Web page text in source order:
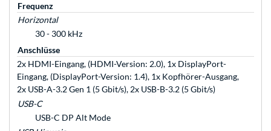
Frequenz
Horizontal
30 - 300 kHz
Anschlüsse
2x HDMI-Eingang, (HDMI-Version: 2.0), 1x DisplayPort-
Eingang, (DisplayPort-Version: 1.4), 1x Kopfhörer-Ausgang,
2x USB-A-3.2 Gen 1 (5 Gbit/s), 2x USB-B-3.2 (5 Gbit/s)
USB-C
USB-C DP Alt Mode